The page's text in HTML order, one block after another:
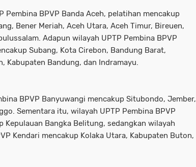
Pembina BPVP Banda Aceh, pelatihan mencakup
Bener Meriah, Aceh Utara, Aceh Timur, Bireuen,
Adapun wilayah UPTP Pembina BPVP
Subang, Kota Cirebon, Bandung Barat,
Kabupaten Bandung, dan Indramayu.
BPVP Banyuwangi mencakup Situbondo, Jember,
Sementara itu, wilayah UPTP Pembina BPVP
Kepulauan Bangka Belitung, sedangkan wilayah
Kendari mencakup Kolaka Utara, Kabupaten Buton,